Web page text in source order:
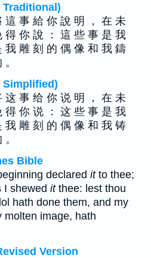
Traditional)
這 事 給 你 說 明 ， 在 未
得 你 說 ： 這 些 事 是 我
我 雕 刻 的 偶 像 和 我 鑄
Simplified)
这 事 给 你 说 明 ， 在 未
得 你 说 ： 这 些 事 是 我
我 雕 刻 的 偶 像 和 我 铸
Bible
declared itto thee;
I shewed itthee: lest thou
hath done them, and my
molten image, hath
Version